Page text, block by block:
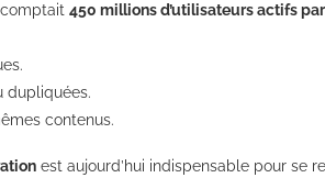
comptait 450 millions d’utilisateurs actifs
dupliquées.
contenus.
est aujourd’hui indispensable pour se